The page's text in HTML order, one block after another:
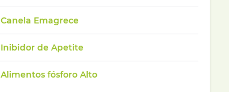
Canela Emagrece
Inibidor de Apetite
Alimentos fósforo Alto